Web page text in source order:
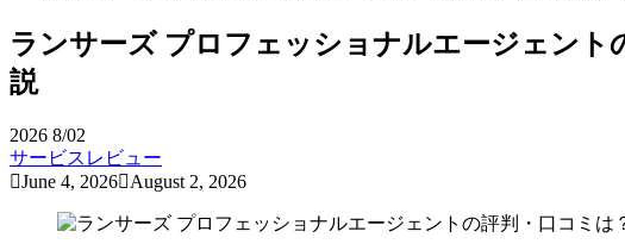
ランサーズ プロフェッショナルエージェン
説
2026 8/02
サービスレビュー
June 4, 2026
August 2, 2026